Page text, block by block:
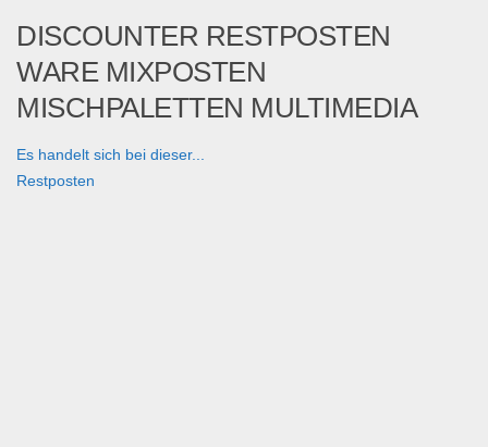
DISCOUNTER RESTPOSTEN
WARE MIXPOSTEN
MISCHPALETTEN MULTIMEDIA
Es handelt sich bei dieser...
Restposten